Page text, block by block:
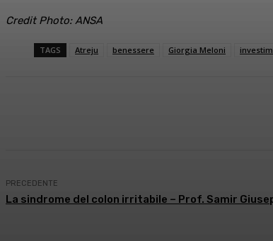
Credit Photo: ANSA
TAGS Atreju benessere Giorgia Meloni
PRECEDENTE
La sindrome del colon irritabile – Prof. Samir